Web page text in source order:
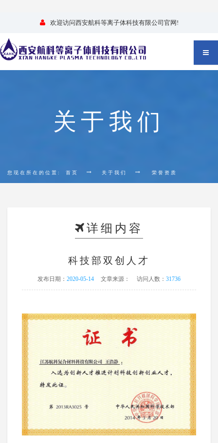
欢迎访问西安航科等离子体科技有限公司官网!
关于我们
您现在所在的位置: 首页 关于我们 荣誉资质
详细内容
科技部双创人才
发布日期： 2020-05-14 文章来源： 访问人数： 31736